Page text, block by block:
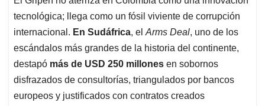
tecnológica; llega como un fósil viviente de corrupción
internacional. En Sudáfrica, el Arms Deal, uno de los
escándalos más grandes de la historia del continente,
destapó más de USD 250 millones en sobornos
disfrazados de consultorías, triangulados por bancos
europeos y justificados con contratos creados